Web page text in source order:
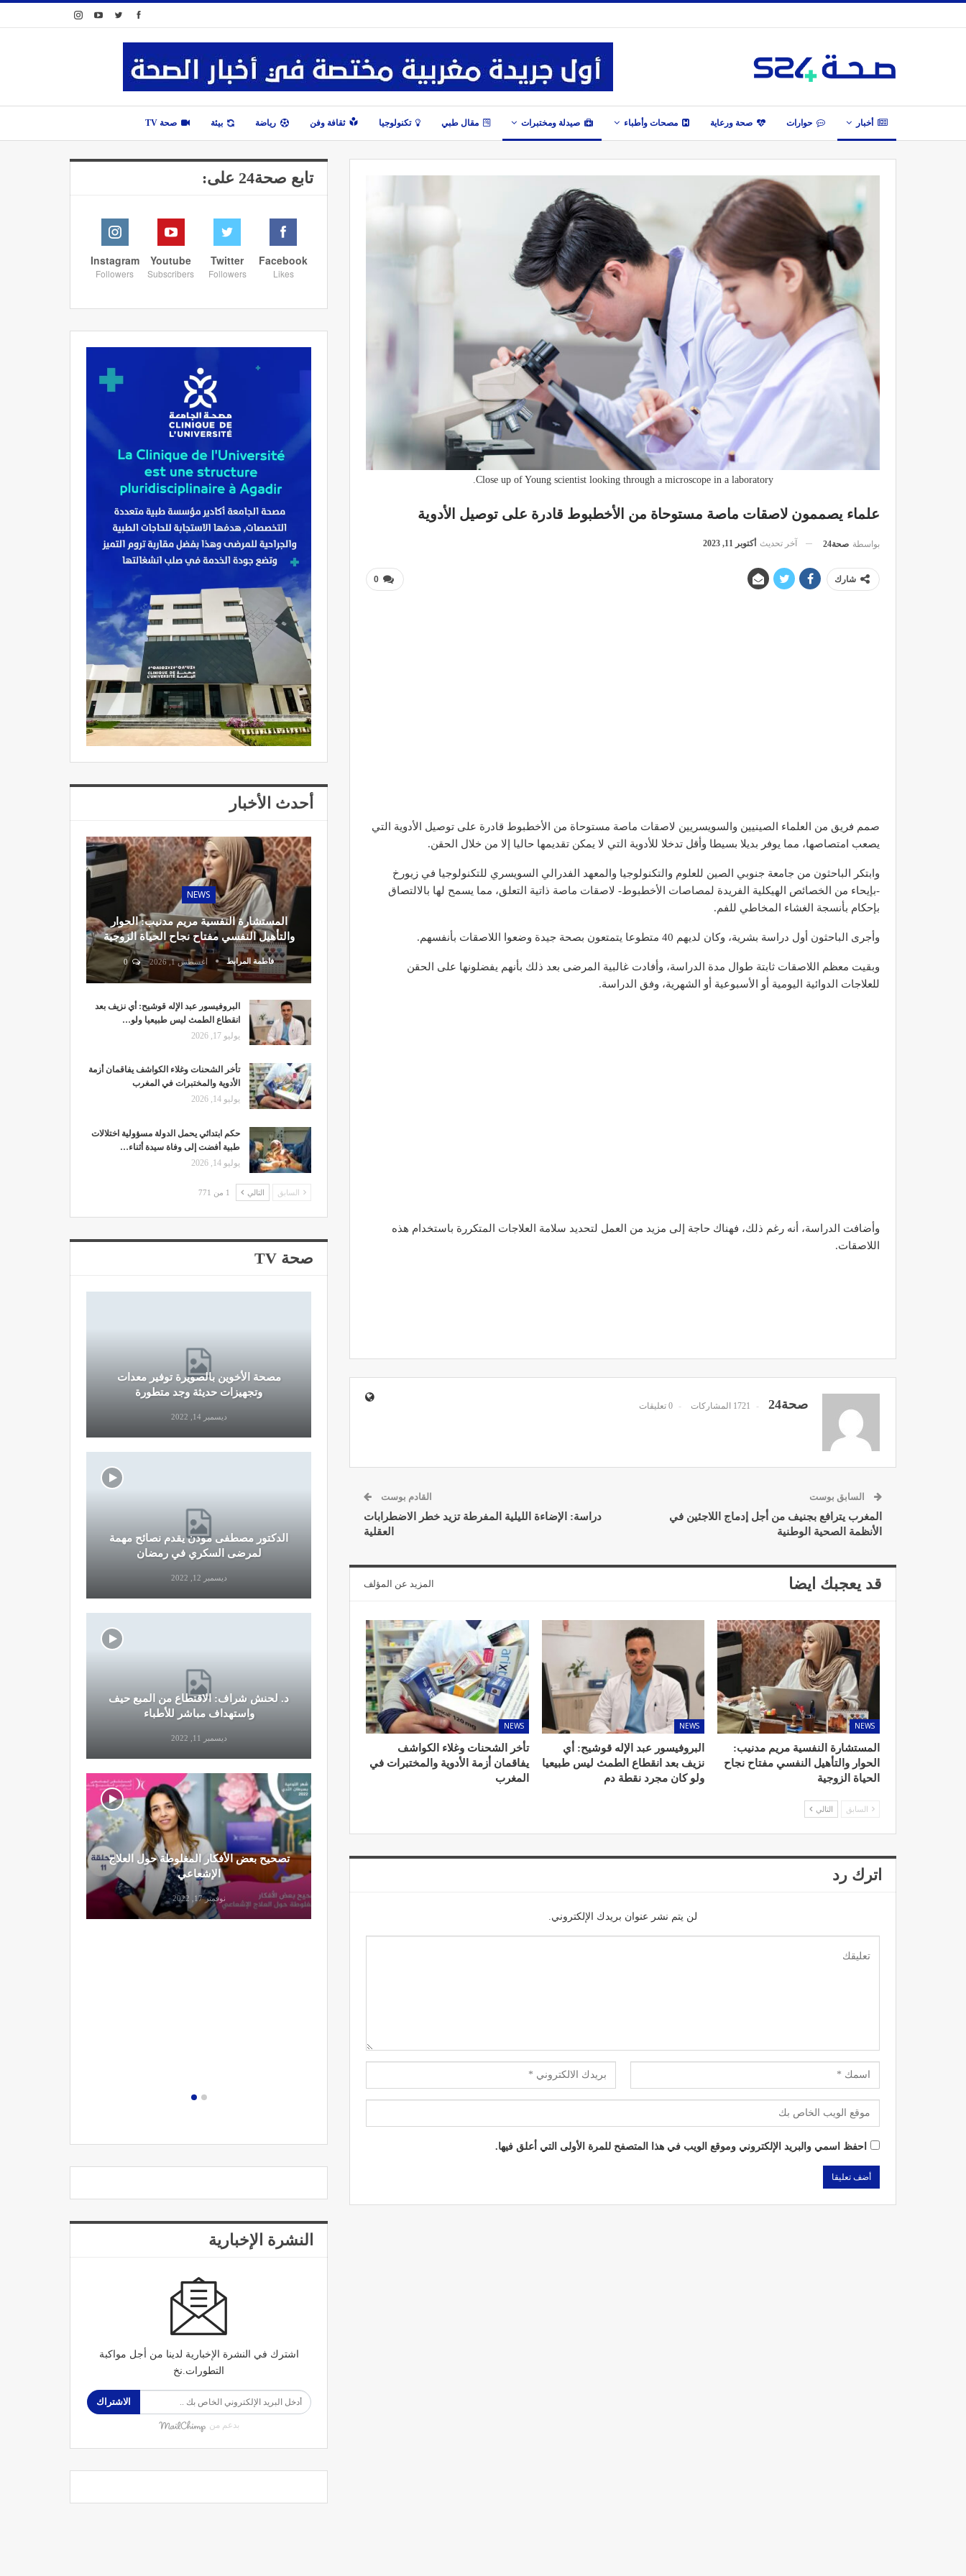
أخبار حوارات صحة ورعاية مصحات وأطباء صيدلة ومختبرات مقال طبي تكنولوجيا ثقافة وفن رياضة بيئة صحة TV
Close up of Young scientist looking through a microscope in a laboratory.
علماء يصممون لاصقات ماصة مستوحاة من الأخطبوط قادرة على توصيل الأدوية
بواسطة صحة24 آخر تحديث أكتوبر 11, 2023
0 شارك
صمم فريق من العلماء الصينيين والسويسريين لاصقات ماصة مستوحاة من الأخطبوط قادرة على توصيل الأدوية التي
يصعب امتصاصها، مما يوفر بديلا بسيطا وأقل تدخلا للأدوية التي لا يمكن تقديمها حاليا إلا من خلال الحقن.
وابتكر الباحثون من جامعة جنوبي الصين للعلوم والتكنولوجيا والمعهد الفدرالي السويسري للتكنولوجيا في زيورخ
-بإيحاء من الخصائص الهيكلية الفريدة لمصاصات الأخطبوط- لاصقات ماصة ذاتية التعلق، مما يسمح لها بالالتصاق
بإحكام بأنسجة الغشاء المخاطي للفم.
وأجرى الباحثون أول دراسة بشرية، وكان لديهم 40 متطوعا يتمتعون بصحة جيدة وضعوا اللاصقات بأنفسهم.
وبقيت معظم اللاصقات ثابتة طوال مدة الدراسة، وأفادت غالبية المرضى بعد ذلك بأنهم يفضلونها على الحقن
للعلاجات الدوائية اليومية أو الأسبوعية أو الشهرية، وفق الدراسة.
وأضافت الدراسة، أنه رغم ذلك، فهناك حاجة إلى مزيد من العمل لتحديد سلامة العلاجات المتكررة باستخدام هذه
اللاصقات.
صحة24 1721 المشاركات 0 تعليقات
السابق بوست
المغرب يترافع بجنيف من أجل إدماج اللاجئين في
الأنظمة الصحية الوطنية
القادم بوست
دراسة: الإضاءة الليلية المفرطة تزيد خطر الاضطرابات
العقلية
قد يعجبك ايضا المزيد عن المؤلف
NEWS
المستشارة النفسية مريم مدنيب:
الحوار والتأهيل النفسي مفتاح نجاح
الحياة الزوجية
NEWS
البروفيسور عبد الإله قوشيح: أي
نزيف بعد انقطاع الطمث ليس طبيعيا
ولو كان مجرد نقطة دم
NEWS
تأخر الشحنات وغلاء الكواشف
يفاقمان أزمة الأدوية والمختبرات في
المغرب
السابق التالي
اترك رد
لن يتم نشر عنوان بريدك الإلكتروني.
احفظ اسمي والبريد الإلكتروني وموقع الويب في هذا المتصفح للمرة الأولى التي أعلق فيها.
تابع صحة24 على:
Facebook
Likes
Twitter
Followers
Youtube
Subscribers
Instagram
Followers
أحدث الأخبار
NEWS
المستشارة النفسية مريم مدنيب: الحوار
والتأهيل النفسي مفتاح نجاح الحياة الزوجية
فاطمة المرابط أغسطس 1, 2026 0
البروفيسور عبد الإله قوشيح: أي نزيف بعد
انقطاع الطمث ليس طبيعيا ولو…
يوليو 17, 2026
تأخر الشحنات وغلاء الكواشف يفاقمان أزمة
الأدوية والمختبرات في المغرب
يوليو 14, 2026
حكم ابتدائي يحمل الدولة مسؤولية اختلالات
طبية أفضت إلى وفاة سيدة أثناء…
يوليو 14, 2026
السابق التالي 1 من 771
صحة TV
مصحة الأخوين بالصويرة توفير معدات
د. لحنش شراف: الاقتطاع من المبع حيف
واستهداف مباشر للأطباء
تصحيح بعض الأفكار المغلوطة حول العلاج
قرار جديد يعيد تنظيم تعويضات الحراسة
نصائح وإرشادات صحية هامة للحفاظ على
النظام الغذائي والصحة: دور التغذية في
تعزيز الصحة العامة
تحذير من تناول المحليات الصناعية.. ترفع
مصحة الأخوين بالصويرة توفير معدات
وتجهيزات حديثة وجد متطورة
ديسمبر 14, 2022
الدكتور مصطفى مودن يقدم نصائح مهمة
لمرضى السكري في رمضان
ديسمبر 12, 2022
د. لحنش شراف: الاقتطاع من المبع حيف
واستهداف مباشر للأطباء
ديسمبر 11, 2022
تصحيح بعض الأفكار المغلوطة حول العلاج
الإشعاعي
نوفمبر 17, 2022
النشرة الإخبارية
اشترك في النشرة الإخبارية لدينا من أجل مواكبة
التطورات.نخ
الاشتراك
بدعم من